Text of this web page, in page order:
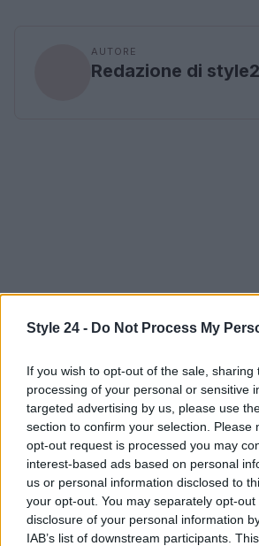
Style 24 - Do Not Process My
If you wish to opt-out of the sale, sharing
processing of your personal or sensitive
targeted advertising by us, please use
section to confirm your selection. Please
opt-out request is processed you may
interest-based ads based on personal
us or personal information disclosed to
your opt-out. You may separately opt-
disclosure of your personal information
IAB’s list of downstream participants.
AUTORE
Redazione di
Continua a leggere